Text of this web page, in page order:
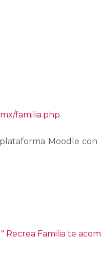
familia.php.
Moodle